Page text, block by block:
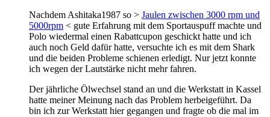
Nachdem Ashitaka1987 so > Jaulen zwischen 3000 rpm und
5000rpm < gute Erfahrung mit dem Sportauspuff machte und
Polo wiedermal einen Rabattcupon geschickt hatte und ich
auch noch Geld dafür hatte, versuchte ich es mit dem Shark
und die beiden Probleme schienen erledigt. Nur jetzt konnte
ich wegen der Lautstärke nicht mehr fahren.
Der jährliche Ölwechsel stand an und die Werkstatt in Kassel
hatte meiner Meinung nach das Problem herbeigeführt. Da
bin ich zur Werkstatt hier gegangen und fragte ob die mal im